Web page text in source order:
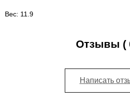
Вес: 11.9
Отзывы (
Написать